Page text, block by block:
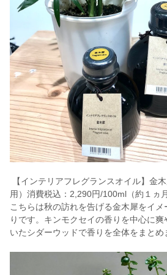
【インテリアフレグランスオイル】金
用）消費税込：2,290円/100ml（約１ヵ
こちらは秋の訪れを告げる金木犀をイ
りです。キンモクセイの香りを中心に
いたシダーウッドで香りを全体をまとめ